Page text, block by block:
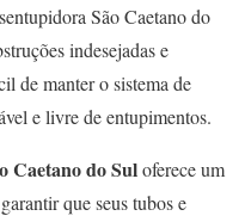
São Caetano do
indesejadas e
de manter o sistema de
e livre de entupimentos.
Caetano do Suloferece um
que seus tubos e